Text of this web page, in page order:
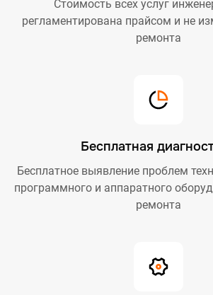
Стоимость всех услуг
регламентирована прайсом и не
ремонта
Бесплатная
Бесплатное выявление проблем
программного и аппаратного
ремонта